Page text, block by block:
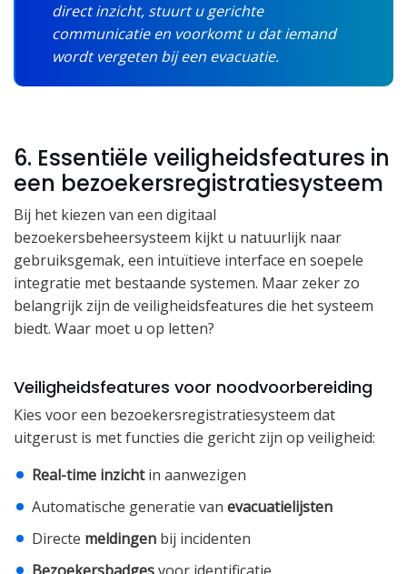
direct inzicht, stuurt u gerichte
communicatie en voorkomt u dat iemand
wordt vergeten bij een evacuatie.
6. Essentiële veiligheidsfeatures in
een bezoekersregistratiesysteem
Bij het kiezen van een digitaal
bezoekersbeheersysteem kijkt u natuurlijk naar
gebruiksgemak, een intuïtieve interface en soepele
integratie met bestaande systemen. Maar zeker zo
belangrijk zijn de veiligheidsfeatures die het systeem
biedt. Waar moet u op letten?
Veiligheidsfeatures voor noodvoorbereiding
Kies voor een bezoekersregistratiesysteem dat
uitgerust is met functies die gericht zijn op veiligheid:
Real-time inzichtin aanwezigen
Automatische generatie van evacuatielijsten
Directe meldingen bij incidenten